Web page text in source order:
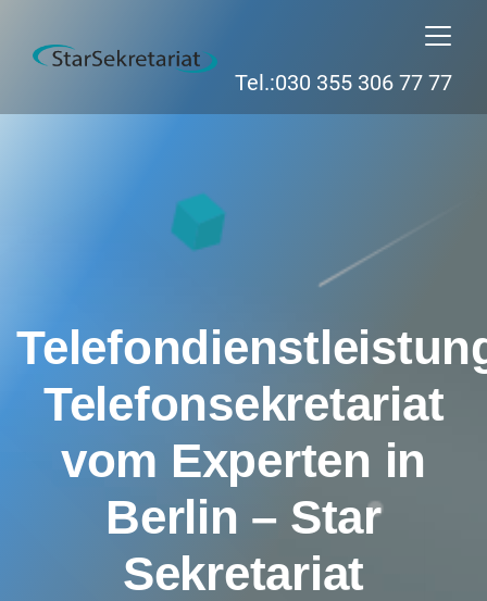
Tel.:030 355 306 77 77
Telefonsekretariat
vom Experten in
Berlin – Star
Sekretariat